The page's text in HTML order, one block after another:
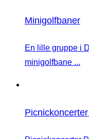
Minigolfbaner
En lille gruppe i
minigolfbane ...